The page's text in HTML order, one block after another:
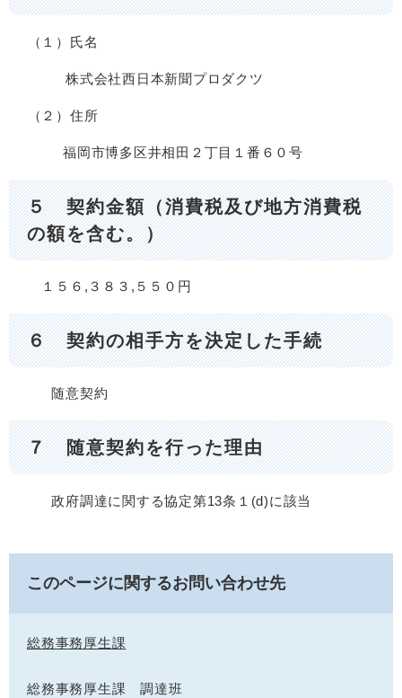
（１）氏名
株式会社西日本新聞プロダクツ
（２）住所
福岡市博多区井相田２丁目１番６０号
５ 契約金額（消費税及び地方消費税
の額を含む。）
１５６,３８３,５５０円
６ 契約の相手方を決定した手続
随意契約
７ 随意契約を行った理由
政府調達に関する協定第13条１(d)に該当
このページに関するお問い合わせ先
総務事務厚生課
総務事務厚生課 調達班